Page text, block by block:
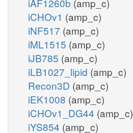
iCHOv1 (amp_c)
iNF517 (amp_c)
iML1515 (amp_c)
iJB785 (amp_c)
iLB1027_lipid (amp_c)
Recon3D (amp_c)
iEK1008 (amp_c)
iCHOv1_DG44 (amp_c)
iYS854 (amp_c)